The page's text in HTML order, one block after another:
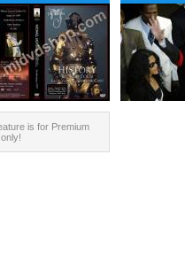
is for Premium